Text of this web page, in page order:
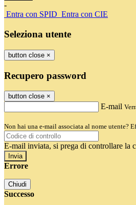
-
Entra con SPID Entra con CIE
Seleziona utente
button close ×
Recupero password
button close ×
E-mail
Non hai una e-mail associata al nome utente?
E-mail inviata, si prega di controllare la
Errore
Chiudi
Successo